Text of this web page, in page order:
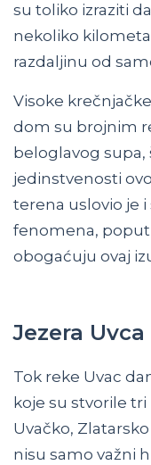
su toliko izraziti
nekoliko
razdaljinu od
Visoke
dom su brojnim
beloglavog
jedinstvenosti
terena uslovio je
fenomena, poput
obogaćuju ovaj
Jezera Uvca
Tok reke Uvac
koje su stvorile
Uvačko,
nisu samo važni